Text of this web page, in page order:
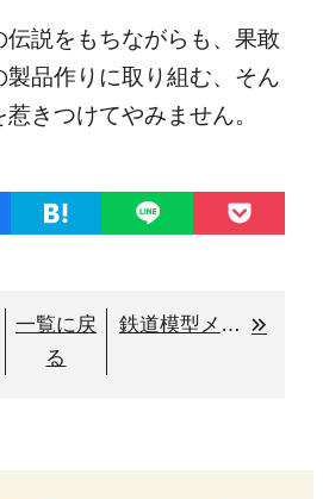
説をもちながらも、果敢
製品作りに取り組む、そん
きつけてやみません。
一覧に戻
る
鉄道模型メーカー「マイクロエース」の歴史・特徴・魅力を徹底解説